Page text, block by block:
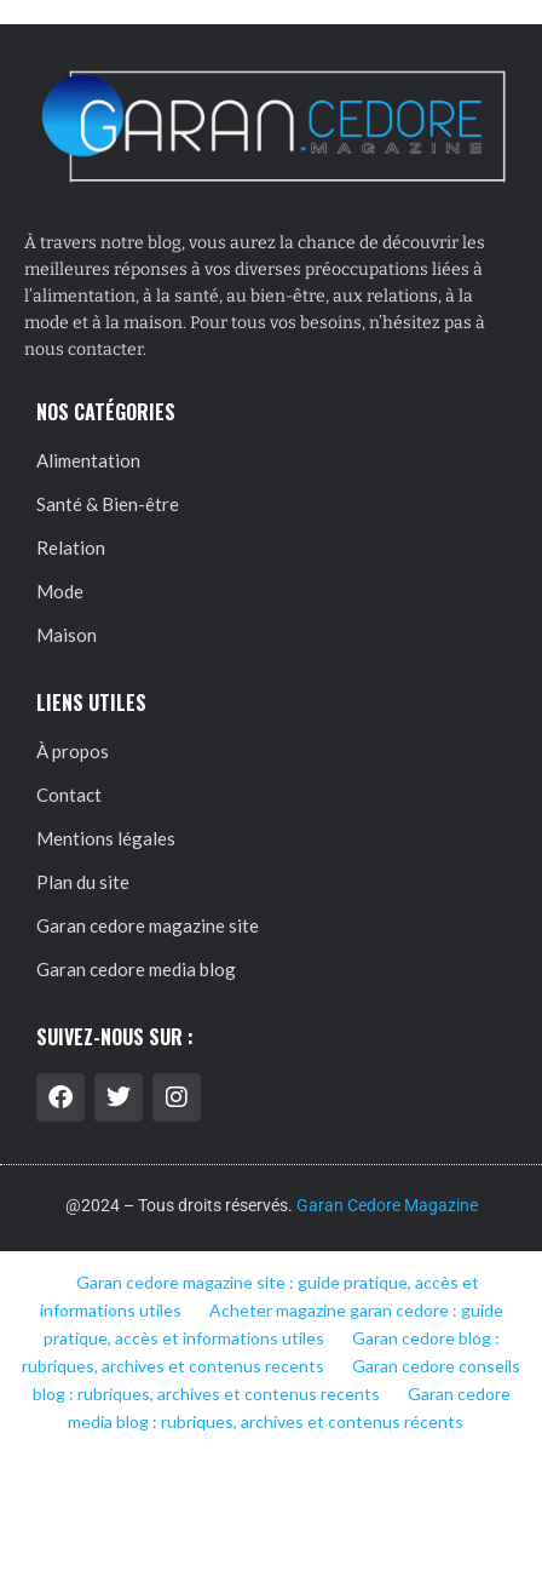
À travers notre blog, vous aurez la chance de découvrir les
meilleures réponses à vos diverses préoccupations liées à
l’alimentation, à la santé, au bien-être, aux relations, à la
mode et à la maison. Pour tous vos besoins, n’hésitez pas à
nous contacter.
NOS CATÉGORIES
Alimentation
Santé & Bien-être
Relation
Mode
Maison
LIENS UTILES
À propos
Contact
Mentions légales
Plan du site
Garan cedore magazine site
Garan cedore media blog
SUIVEZ-NOUS SUR :
@2024 – Tous droits réservés. Garan Cedore Magazine
Garan cedore magazine site : guide pratique, accès et
informations utiles
Acheter magazine garan cedore : guide
pratique, accès et informations utiles
Garan cedore blog :
rubriques, archives et contenus recents
Garan cedore conseils
blog : rubriques, archives et contenus recents
Garan cedore
media blog : rubriques, archives et contenus récents